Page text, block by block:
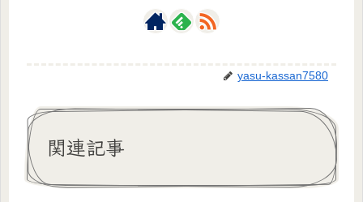
yasu-kassan7580
関連記事